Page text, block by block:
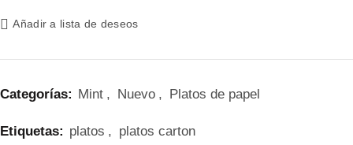
Añadir a lista de deseos
Categorías: Mint , Nuevo , Platos de papel
Etiquetas: platos , platos carton